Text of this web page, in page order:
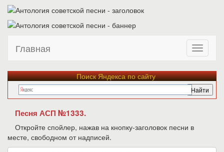
Главная
Поиск Яндекса по сайту
Песня АСП №1333.
Откройте спойлер, нажав на кнопку-заголовок песни в
месте, свободном от надписей.